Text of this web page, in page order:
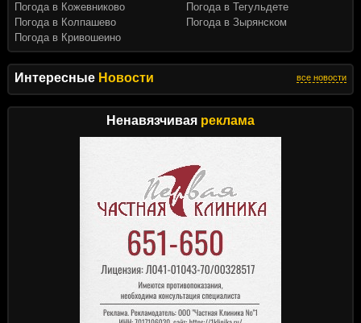
Интересные Новости все новости
Ненавязчивая реклама
Погода в Кожевниково
Погода в Колпашево
Погода в Кривошеино
Погода в Тегульдете
Погода в Зырянском